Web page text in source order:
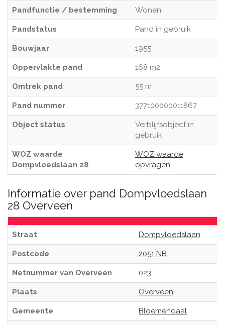
Pandfunctie / bestemming Wonen
Pandstatus Pand in gebruik
Bouwjaar 1955
Oppervlakte pand 168 m2
Omtrek pand 55 m
Pand nummer 377100000011867
Object status
Verblijfsobject in
gebruik
WOZ waarde
Dompvloedslaan 28
WOZ waarde
opvragen
Informatie over pand Dompvloedslaan
28 Overveen
Straat Dompvloedslaan
Postcode 2051 NB
Netnummer van Overveen 023
Plaats Overveen
Gemeente Bloemendaal